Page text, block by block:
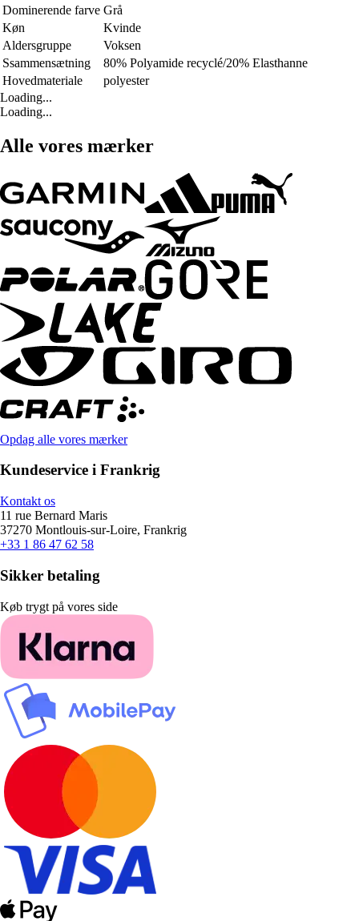
Dominerende farve Grå
Køn
Kvinde
Aldersgruppe
Voksen
Ssammensætning
80% Polyamide recyclé/20% Elasthanne
Hovedmateriale
polyester
Loading...
Loading...
Alle vores mærker
Opdag alle vores mærker
Kundeservice i Frankrig
Kontakt os
11 rue Bernard Maris
37270 Montlouis-sur-Loire, Frankrig
+33 1 86 47 62 58
Sikker betaling
Køb trygt på vores side